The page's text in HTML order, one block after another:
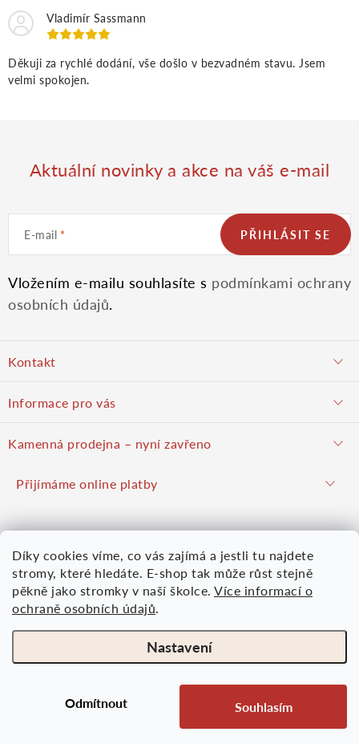
Díky cookies víme, co vás zajímá a jestli tu najdete
stromy, které hledáte. E-shop tak může růst stejně
pěkně jako stromky v naší školce. Více informací o
ochraně osobních údajů.
Nastavení
Odmítnout Souhlasím
Vladimír Sassmann
Děkuji za rychlé dodání, vše došlo v bezvadném stavu. Jsem
velmi spokojen.
Aktuální novinky a akce na váš e-mail
E-mail
Vložením e-mailu souhlasíte s podmínkami ochrany
osobních údajů.
PŘIHLÁSIT SE
p
t
Kontakt
Informace pro vás
Hodnocení obchodu
Kontakt
Obchodní podmínky
Osobní údaje
Moje objednávka
Kamenná prodejna – nyní zavřeno
Mapy.comGoogle mapy
Více informací
Přijímáme online platby
Nákupní košík
0KS /
Vytvořil Shoptet
Copyright 2026Ovocná školka Potulného sadaře . Všechna práva vyhrazena.